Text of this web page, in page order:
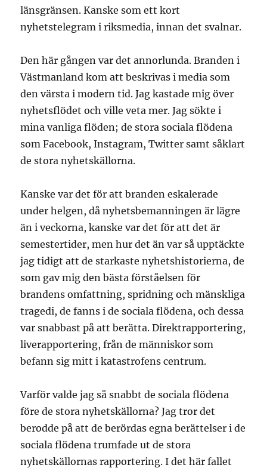
länsgränsen. Kanske som ett kort
nyhetstelegram i riksmedia, innan det svalnar.
Den här gången var det annorlunda. Branden i
Västmanland kom att beskrivas i media som
den värsta i modern tid. Jag kastade mig över
nyhetsflödet och ville veta mer. Jag sökte i
mina vanliga flöden; de stora sociala flödena
som Facebook, Instagram, Twitter samt såklart
de stora nyhetskällorna.
Kanske var det för att branden eskalerade
under helgen, då nyhetsbemanningen är lägre
än i veckorna, kanske var det för att det är
semestertider, men hur det än var så upptäckte
jag tidigt att de starkaste nyhetshistorierna, de
som gav mig den bästa förståelsen för
brandens omfattning, spridning och mänskliga
tragedi, de fanns i de sociala flödena, och dessa
var snabbast på att berätta. Direktrapportering,
liverapportering, från de människor som
befann sig mitt i katastrofens centrum.
Varför valde jag så snabbt de sociala flödena
före de stora nyhetskällorna? Jag tror det
berodde på att de berördas egna berättelser i de
sociala flödena trumfade ut de stora
nyhetskällornas rapportering. I det här fallet